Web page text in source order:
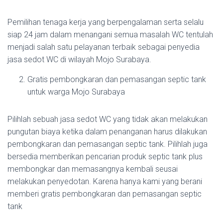
Pemilihan tenaga kerja yang berpengalaman serta selalu
siap 24 jam dalam menangani semua masalah WC tentulah
menjadi salah satu pelayanan terbaik sebagai penyedia
jasa sedot WC di wilayah Mojo Surabaya.
Gratis pembongkaran dan pemasangan septic tank
untuk warga Mojo Surabaya
Pilihlah sebuah jasa sedot WC yang tidak akan melakukan
pungutan biaya ketika dalam penanganan harus dilakukan
pembongkaran dan pemasangan septic tank. Pilihlah juga
bersedia memberikan pencarian produk septic tank plus
membongkar dan memasangnya kembali seusai
melakukan penyedotan. Karena hanya kami yang berani
memberi gratis pembongkaran dan pemasangan septic
tank